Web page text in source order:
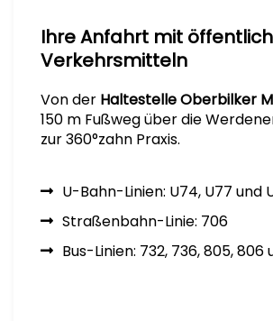
Ihre Anfahrt mit
Verkehrsmitteln
Von der Haltestelle Oberbilker
150 m Fußweg über die
zur 360°zahn Praxis.
U-Bahn-Linien: U74, U77 und
Straßenbahn-Linie: 706
Bus-Linien: 732, 736, 805, 806